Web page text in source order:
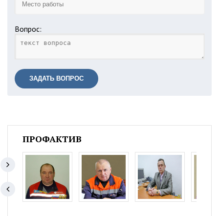
Вопрос:
ЗАДАТЬ ВОПРОС
ПРОФАКТИВ